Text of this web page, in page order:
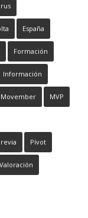
España
Formación
Información
Movember MVP
Pívot
Valoración